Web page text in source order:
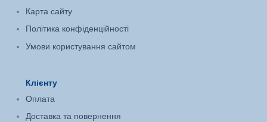
Карта сайту
Політика конфіденційності
Умови користування сайтом
Клієнту
Оплата
Доставка та повернення